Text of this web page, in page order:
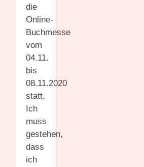
die
Online-
Buchmesse
vom
04.11.
bis
08.11.2020
statt.
Ich
muss
gestehen,
dass
ich